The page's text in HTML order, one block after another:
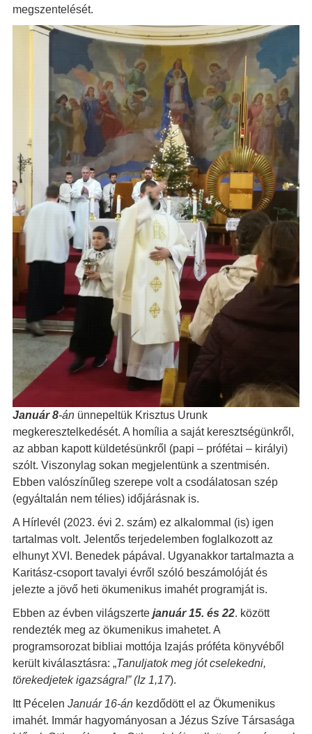
megszentelését.
Január 8-ánünnepeltük Krisztus Urunk
megkeresztelkedését. A homília a saját keresztségünkről,
az abban kapott küldetésünkről (papi – prófétai – királyi)
szólt. Viszonylag sokan megjelentünk a szentmisén.
Ebben valószínűleg szerepe volt a csodálatosan szép
(egyáltalán nem télies) időjárásnak is.
A Hírlevél (2023. évi 2. szám) ez alkalommal (is) igen
tartalmas volt. Jelentős terjedelemben foglalkozott az
elhunyt XVI. Benedek pápával. Ugyanakkor tartalmazta a
Karitász-csoport tavalyi évről szóló beszámolóját és
jelezte a jövő heti ökumenikus imahét programját is.
Ebben az évben világszerte január 15. és 22. között
rendezték meg az ökumenikus imahetet. A
programsorozat bibliai mottója Izajás próféta könyvéből
került kiválasztásra: „Tanuljatok meg jót cselekedni,
törekedjetek igazságra!” (Iz 1,17).
Itt Pécelen Január 16-ánkezdődött el az Ökumenikus
imahét. Immár hagyományosan a Jézus Szíve Társasága